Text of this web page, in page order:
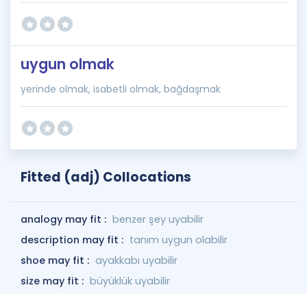
uygun olmak
yerinde olmak, isabetli olmak, bağdaşmak
Fitted (adj) Collocations
analogy may fit : benzer şey uyabilir
description may fit : tanım uygun olabilir
shoe may fit : ayakkabı uyabilir
size may fit : büyüklük uyabilir